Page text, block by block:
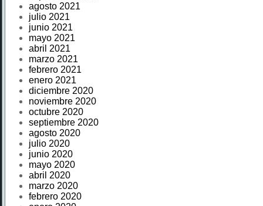
agosto 2021
julio 2021
junio 2021
mayo 2021
abril 2021
marzo 2021
febrero 2021
enero 2021
diciembre 2020
noviembre 2020
octubre 2020
septiembre 2020
agosto 2020
julio 2020
junio 2020
mayo 2020
abril 2020
marzo 2020
febrero 2020